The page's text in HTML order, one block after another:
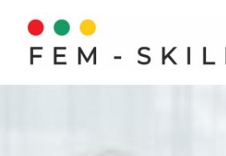
treści